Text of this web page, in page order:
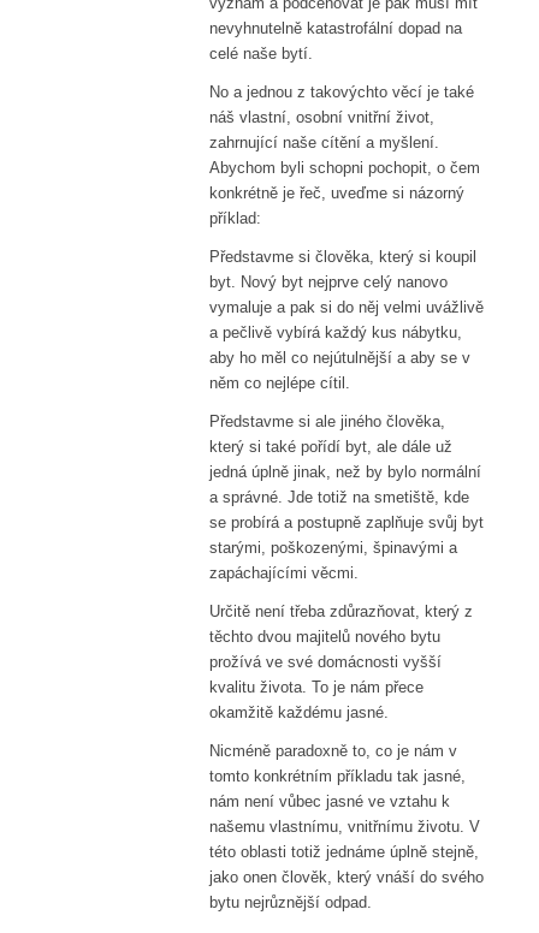
nevyhnutelně katastrofální dopad na
celé naše bytí.
No a jednou z takovýchto věcí je také
náš vlastní, osobní vnitřní život,
zahrnující naše cítění a myšlení.
Abychom byli schopni pochopit, o čem
konkrétně je řeč, uveďme si názorný
příklad:
Představme si člověka, který si koupil
byt. Nový byt nejprve celý nanovo
vymaluje a pak si do něj velmi uvážlivě
a pečlivě vybírá každý kus nábytku,
aby ho měl co nejútulnější a aby se v
něm co nejlépe cítil.
Představme si ale jiného člověka,
který si také pořídí byt, ale dále už
jedná úplně jinak, než by bylo normální
a správné. Jde totiž na smetiště, kde
se probírá a postupně zaplňuje svůj byt
starými, poškozenými, špinavými a
zapáchajícími věcmi.
Určitě není třeba zdůrazňovat, který z
těchto dvou majitelů nového bytu
prožívá ve své domácnosti vyšší
kvalitu života. To je nám přece
okamžitě každému jasné.
Nicméně paradoxně to, co je nám v
tomto konkrétním příkladu tak jasné,
nám není vůbec jasné ve vztahu k
našemu vlastnímu, vnitřnímu životu. V
této oblasti totiž jednáme úplně stejně,
jako onen člověk, který vnáší do svého
bytu nejrůznější odpad.